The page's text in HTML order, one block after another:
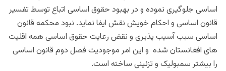
اساسی جلوگیری نموده و در بهبود حقوق اساسی اتباع توسط تفسیر
قانون اساسی و احکام خویش نقش ایفا نماید. نبود محکمه قانون
اساسی سبب آسیب پذیری و نقض رعایت حقوق اساسی همه اقلیت
های افغانستان شده و این امر موجودیت فصل دوم قانون اساسی
را بیشتر سمبولیک و تزئینی ساخته است.